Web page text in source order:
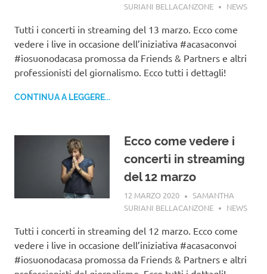
SURIANI BELLACANZONE
NEWS
Tutti i concerti in streaming del 13 marzo. Ecco come
vedere i live in occasione dell’iniziativa #acasaconvoi
#iosuonodacasa promossa da Friends & Partners e altri
professionisti del giornalismo. Ecco tutti i dettagli!
CONTINUA A LEGGERE...
Ecco come vedere i
concerti in streaming
del 12 marzo
12 MARZO 2020
SAMANTHA
SURIANI BELLACANZONE
NEWS
Tutti i concerti in streaming del 12 marzo. Ecco come
vedere i live in occasione dell’iniziativa #acasaconvoi
#iosuonodacasa promossa da Friends & Partners e altri